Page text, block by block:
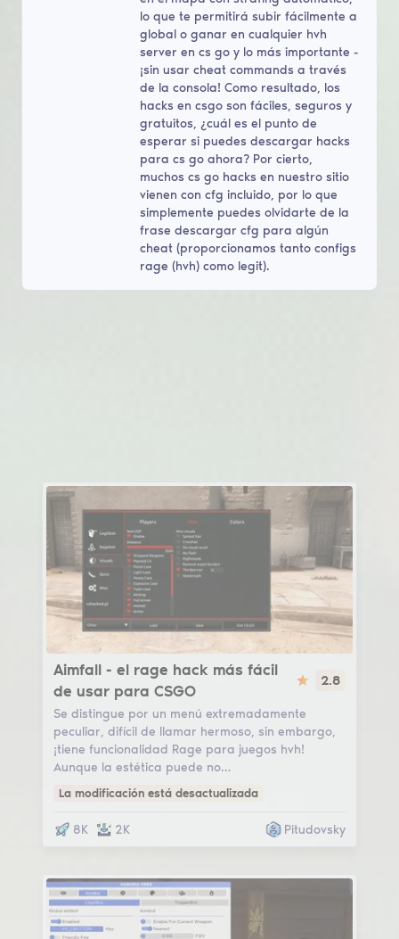
lo que te permitirá subir fácilmente a
global o ganar en cualquier hvh
server en cs go y lo más importante -
¡sin usar cheat commands a través
de la consola! Como resultado, los
hacks en csgo son fáciles, seguros y
gratuitos, ¿cuál es el punto de
esperar si puedes descargar hacks
para cs go ahora? Por cierto,
muchos cs go hacks en nuestro sitio
vienen con cfg incluido, por lo que
simplemente puedes olvidarte de la
frase descargar cfg para algún
cheat (proporcionamos tanto configs
rage (hvh) como legit).
Aimfall
Aimfall - el rage hack más fácil
de usar para CSGO
2.8
Se distingue por un menú extremadamente
peculiar, difícil de llamar hermoso, sin embargo,
¡tiene funcionalidad Rage para juegos hvh!
Aunque la estética puede no…
La modificación está desactualizada
8K 2K Pitudovsky